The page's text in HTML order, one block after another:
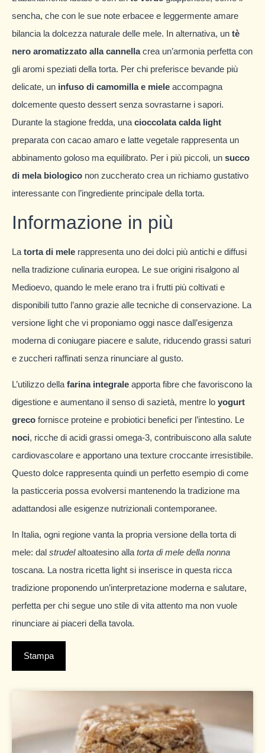
sencha, che con le sue note erbacee e leggermente amare
bilancia la dolcezza naturale delle mele. In alternativa, un tè
nero aromatizzato alla cannellacrea un’armonia perfetta con
gli aromi speziati della torta. Per chi preferisce bevande più
delicate, un infuso di camomilla e miele accompagna
dolcemente questo dessert senza sovrastarne i sapori.
Durante la stagione fredda, una cioccolata calda light
preparata con cacao amaro e latte vegetale rappresenta un
abbinamento goloso ma equilibrato. Per i più piccoli, un succo
di mela biologico non zuccherato crea un richiamo gustativo
interessante con l’ingrediente principale della torta.
Informazione in più
La torta di mele rappresenta uno dei dolci più antichi e diffusi
nella tradizione culinaria europea. Le sue origini risalgono al
Medioevo, quando le mele erano tra i frutti più coltivati e
disponibili tutto l’anno grazie alle tecniche di conservazione. La
versione light che vi proponiamo oggi nasce dall’esigenza
moderna di coniugare piacere e salute, riducendo grassi saturi
e zuccheri raffinati senza rinunciare al gusto.
L’utilizzo della farina integrale apporta fibre che favoriscono la
digestione e aumentano il senso di sazietà, mentre lo yogurt
greco fornisce proteine e probiotici benefici per l’intestino. Le
noci, ricche di acidi grassi omega-3, contribuiscono alla salute
cardiovascolare e apportano una texture croccante irresistibile.
Questo dolce rappresenta quindi un perfetto esempio di come
la pasticceria possa evolversi mantenendo la tradizione ma
adattandosi alle esigenze nutrizionali contemporanee.
In Italia, ogni regione vanta la propria versione della torta di
mele: dal strudelaltoatesino alla torta di mele della nonna
toscana. La nostra ricetta light si inserisce in questa ricca
tradizione proponendo un’interpretazione moderna e salutare,
perfetta per chi segue uno stile di vita attento ma non vuole
rinunciare ai piaceri della tavola.
Stampa